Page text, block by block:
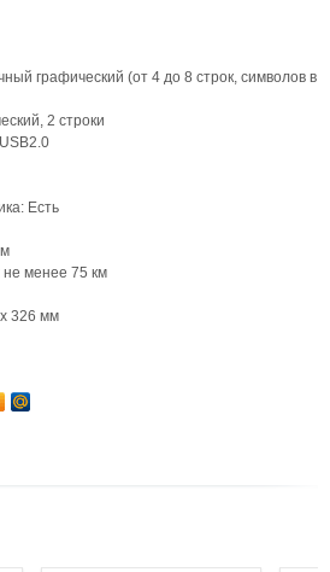
графический (от 4 до 8 строк, символов в
2 строки
Есть
не менее 75 км
326 мм